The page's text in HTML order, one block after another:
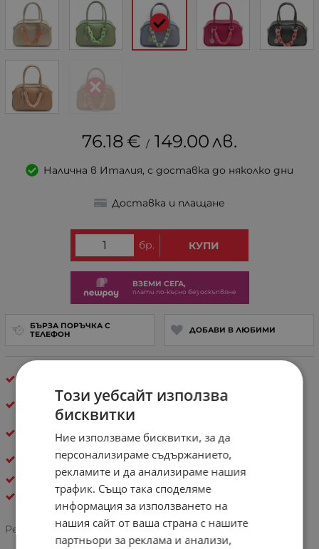
76.18€ / 149.00 лв.
Налична в Италия, с доставка до няколко дни
Доставка и плащане
бр. КУПИ
ВЗЕМИ СЕГА,
плати по-късно без оскъпвяне
БЪРЗА ПОРЪЧКА С
ТЕЛЕФОН
ДОБАВИ В ЛЮБИМИ
40 000+щастливи клиента – и ти си
следвщият!
твоето
Естествена кожа
ДАМСКИ ЧАНТИ ОТ ЕСТЕСТВЕНА КОЖА
Pelletteria Italia
Рейтинг:
Този уебсайт използва
бисквитки
Ние използваме бисквитки, за да
персонализираме съдържанието,
рекламите и да анализираме нашия
трафик. Също така споделяме
информация за използването на
нашия сайт от ваша страна с нашите
партньори за реклама и анализи,